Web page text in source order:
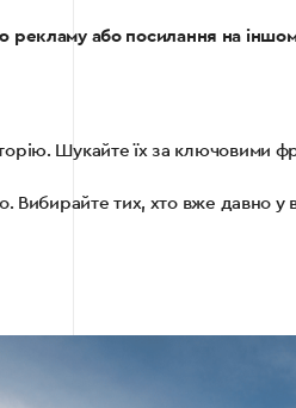
рекламу або посилання на
Шукайте їх за ключовими
Вибирайте тих, хто вже давно у